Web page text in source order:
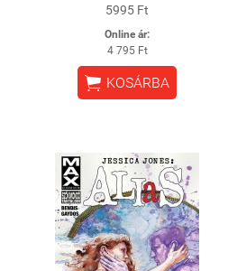
5995 Ft
Online ár:
4 795 Ft
 KOSÁRBA